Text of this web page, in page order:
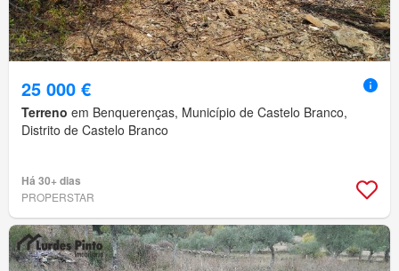
25 000 €
Terreno em Benquerenças, Município de Castelo Branco,
Distrito de Castelo Branco
Há 30+ dias
PROPERSTAR